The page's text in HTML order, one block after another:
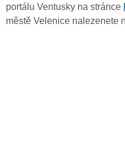
portálu Ventusky na stránce
městě Velenice nalezenete